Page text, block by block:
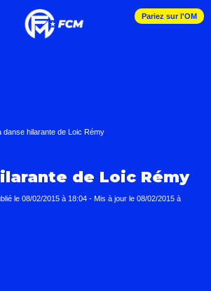
Pariez sur l'OM
danse hilarante de Loic Rémy
de Loic Rémy
le 08/02/2015 à 18:04 - Mis à jour le 08/02/2015 à